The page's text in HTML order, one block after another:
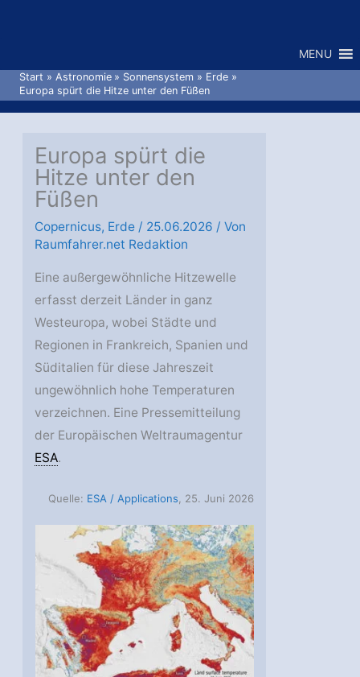
MENU
Start Astronomie Sonnensystem
Erde
Europa spürt die Hitze unter den Füßen
Europa spürt die
Hitze unter den
Füßen
Copernicus, Erde / 25.06.2026 / Von
Raumfahrer.net Redaktion
Eine außergewöhnliche Hitzewelle
erfasst derzeit Länder in ganz
Westeuropa, wobei Städte und
Regionen in Frankreich, Spanien und
Süditalien für diese Jahreszeit
ungewöhnlich hohe Temperaturen
verzeichnen. Eine Pressemitteilung
der Europäischen Weltraumagentur
ESA.
Quelle: ESA / Applications, 25. Juni 2026